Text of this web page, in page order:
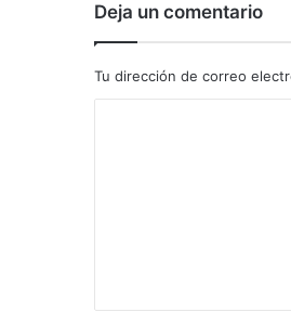
Deja un comentario
Tu dirección de correo